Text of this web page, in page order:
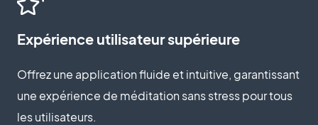
Expérience utilisateur supérieure
Offrez une application fluide et intuitive, garantissant
une expérience de méditation sans stress pour tous
les utilisateurs.